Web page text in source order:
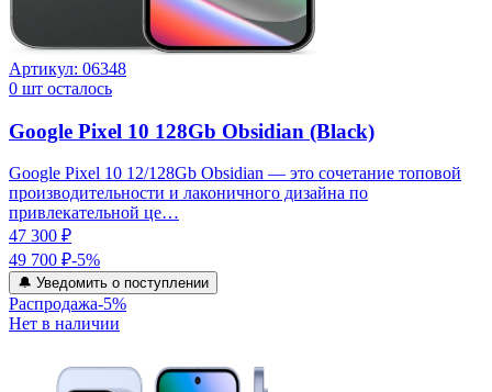
Артикул: 06348
0 шт осталось
Google Pixel 10 128Gb Obsidian (Black)
Google Pixel 10 12/128Gb Obsidian — это сочетание топовой
производительности и лаконичного дизайна по
привлекательной це…
47 300 ₽
49 700 ₽-5%
🔔 Уведомить о поступлении
Распродажа-5%
Нет в наличии